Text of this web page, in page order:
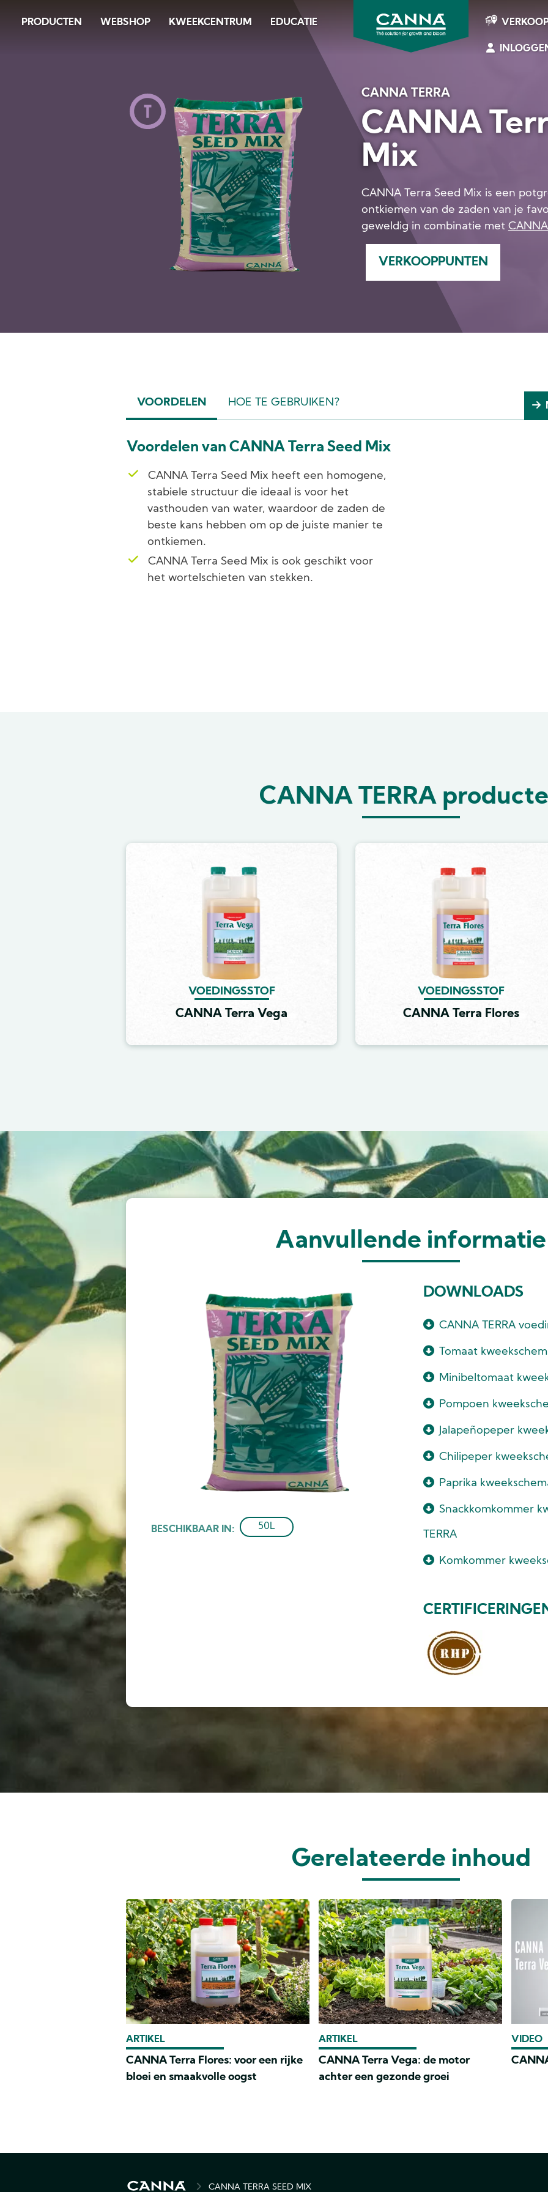
PRODUCTEN WEBSHOP KWEEKCENTRUM EDUCATIE
CANNA TERRA
CANNA
Mix
CANNA Terra Seed Mix is een
ontkiemen van de zaden van je
geweldig in combinatie met
VERKOOPPUNTEN
VOORDELEN
(ACTIVE
HOE TE GEBRUIKEN?
Voordelen van CANNA Terra Seed Mix
CANNA Terra Seed Mix heeft een homogene,
stabiele structuur die ideaal is voor het
vasthouden van water, waardoor de zaden de
beste kans hebben om op de juiste manier te
ontkiemen.
CANNA Terra Seed Mix is ook geschikt voor
het wortelschieten van stekken.
CANNA TERRA
VOEDINGSSTOF
CANNA Terra Vega
VOEDINGSSTOF
CANNA Terra Flores
Aanvullende informatie
BESCHIKBAAR IN 50L
DOWNLOADS
CANNA TERRA
Tomaat
Minibeltomaat
Pompoen
Jalapeñopeper
Chilipeper
Paprika
Snackkomkommer
TERRA
Komkommer
Image
Gerelateerde inhoud
ARTIKEL
CANNA Terra Flores: voor een rijke
bloei en smaakvolle oogst
ARTIKEL
CANNA Terra Vega: de motor
achter een gezonde groei
VIDEO
CANNA TERRA SEED MIX